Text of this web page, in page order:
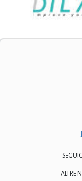
ALTRE